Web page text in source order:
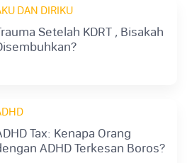
DAN DIRIKU
Setelah KDRT , Bisakah
Tax: Kenapa Orang
ADHD Terkesan Boros?